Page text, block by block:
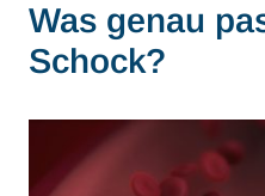
Was genau
Schock?